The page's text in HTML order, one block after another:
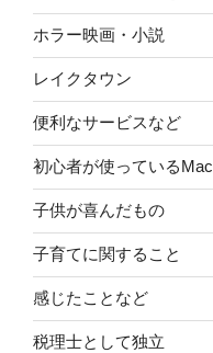
ホラー映画・小説
レイクタウン
便利なサービスなど
初心者が使っているMac
子供が喜んだもの
子育てに関すること
感じたことなど
税理士として独立